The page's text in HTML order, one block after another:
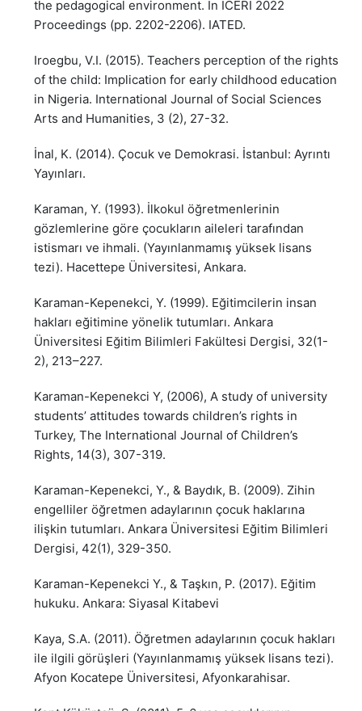
the pedagogical environment. In ICERI 2022
Proceedings (pp. 2202-2206). IATED.
Iroegbu, V.I. (2015). Teachers perception of the rights
of the child: Implication for early childhood education
in Nigeria. International Journal of Social Sciences
Arts and Humanities, 3 (2), 27-32.
İnal, K. (2014). Çocuk ve Demokrasi. İstanbul: Ayrıntı
Yayınları.
Karaman, Y. (1993). İlkokul öğretmenlerinin
gözlemlerine göre çocukların aileleri tarafından
istismarı ve ihmali. (Yayınlanmamış yüksek lisans
tezi). Hacettepe Üniversitesi, Ankara.
Karaman-Kepenekci, Y. (1999). Eğitimcilerin insan
hakları eğitimine yönelik tutumları. Ankara
Üniversitesi Eğitim Bilimleri Fakültesi Dergisi, 32(1-
2), 213–227.
Karaman-Kepenekci Y, (2006), A study of university
students’ attitudes towards children’s rights in
Turkey, The International Journal of Children’s
Rights, 14(3), 307-319.
Karaman-Kepenekci, Y., & Baydık, B. (2009). Zihin
engelliler öğretmen adaylarının çocuk haklarına
ilişkin tutumları. Ankara Üniversitesi Eğitim Bilimleri
Dergisi, 42(1), 329-350.
Karaman-Kepenekci Y., & Taşkın, P. (2017). Eğitim
hukuku. Ankara: Siyasal Kitabevi
Kaya, S.A. (2011). Öğretmen adaylarının çocuk hakları
ile ilgili görüşleri (Yayınlanmamış yüksek lisans tezi).
Afyon Kocatepe Üniversitesi, Afyonkarahisar.